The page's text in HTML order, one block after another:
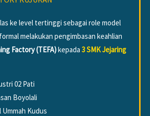
ke level tertinggi sebagai role model
melakukan pengimbasan keahlian
Factory (TEFA)kepada 3 SMK Jejaring
02 Pati
Boyolali
Ummah Kudus